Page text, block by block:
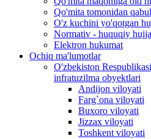
Qo'mita tomonidan
O'z kuchini yo'qotgan
Normativ - huquqiy
Elektron hukumat
Ochiq ma'lumotlar
O'zbekiston
infratuzilma obyektlari
Andijon viloyati
Farg`ona viloyati
Buxoro viloyati
Jizzax viloyati
Toshkent viloyati